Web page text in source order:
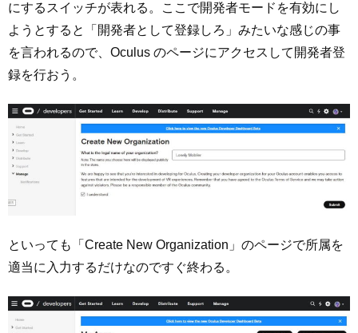
にするスイッチが表れる。ここで開発者モードを有効にし
ようとすると「開発者として登録しろ」みたいな感じの事
を言われるので、Oculus のページにアクセスして開発者登
録を行おう。
といっても「Create New Organization」のページで所属を
適当に入力するだけなのですぐ終わる。